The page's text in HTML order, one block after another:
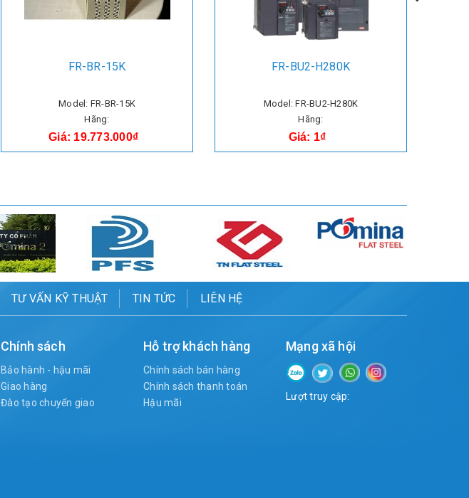
FR-BR-15K
Model: FR-BR-15K
Hãng:
Giá: 19.773.000₫
FR-BU2-H280K
Model: FR-BU2-H280K
Hãng:
Giá: 1₫
TƯ VẤN KỸ THUẬT TIN TỨC LIÊN HỆ
Chính sách
Bảo hành - hậu mãi
Giao hàng
Đào tạo chuyển giao
Hỗ trợ khách hàng
Chính sách bán hàng
Chính sách thanh toán
Hậu mãi
Mạng xã hội
Lượt truy cập: